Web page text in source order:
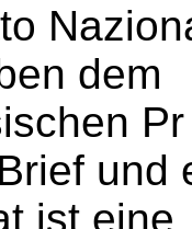
dem
Pr
und
ist eine